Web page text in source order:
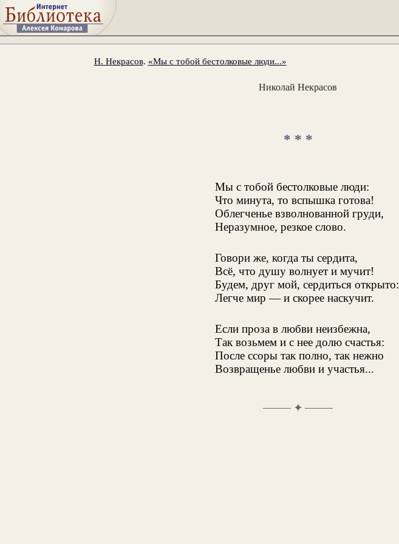
Н. Некрасов. «Мы с тобой бестолковые люди...»
Николай Некрасов
* * *
Мы с тобой бестолковые люди:
Что минута, то вспышка готова!
Облегченье взволнованной груди,
Неразумное, резкое слово.
Говори же, когда ты сердита,
Всё, что душу волнует и мучит!
Будем, друг мой, сердиться открыто:
Легче мир — и скорее наскучит.
Если проза в любви неизбежна,
Так возьмем и с нее долю счастья:
После ссоры так полно, так нежно
Возвращенье любви и участья...
✦